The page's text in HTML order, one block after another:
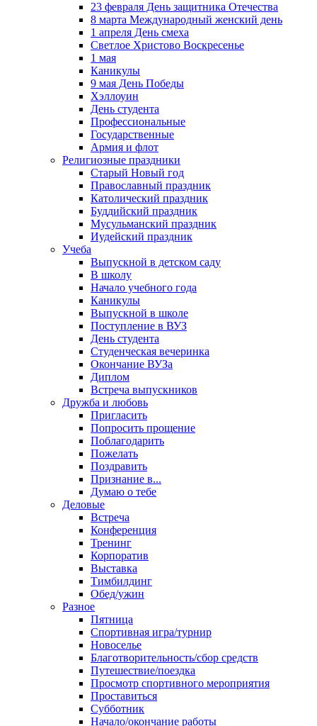
23 февраля День защитника Отечества
8 марта Международный женский день
1 апреля День смеха
Светлое Христово Воскресенье
1 мая
Каникулы
9 мая День Победы
Хэллоуин
День студента
Профессиональные
Государственные
Армия и флот
Религиозные праздники
Старый Новый год
Православный праздник
Католический праздник
Буддийский праздник
Мусульманский праздник
Иудейский праздник
Учеба
Выпускной в детском саду
В школу
Начало учебного года
Каникулы
Выпускной в школе
Поступление в ВУЗ
День студента
Студенческая вечеринка
Окончание ВУЗа
Диплом
Встреча выпускников
Дружба и любовь
Пригласить
Попросить прощение
Поблагодарить
Пожелать
Поздравить
Признание в...
Думаю о тебе
Деловые
Встреча
Конференция
Тренинг
Корпоратив
Выставка
Тимбилдинг
Обед/ужин
Разное
Пятница
Спортивная игра/турнир
Новоселье
Благотворительность/сбор средств
Путешествие/поездка
Просмотр спортивного мероприятия
Проставиться
Субботник
Начало/окончание работы